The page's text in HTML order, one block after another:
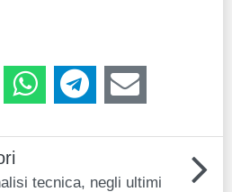
tecnica, negli ultimi